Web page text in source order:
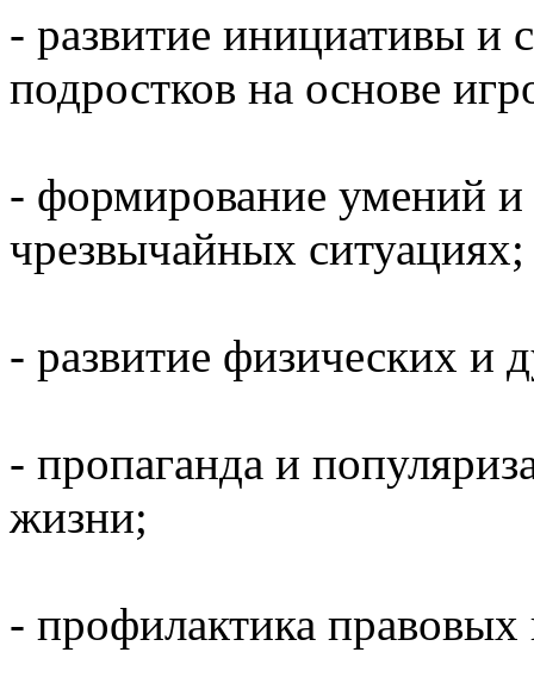
- развитие инициативы и
подростков на основе
- формирование умений и
чрезвычайных ситуациях;
- развитие физических и
- пропаганда и
жизни;
- профилактика